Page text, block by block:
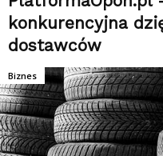
konkurencyjna
dostawców
Biznes